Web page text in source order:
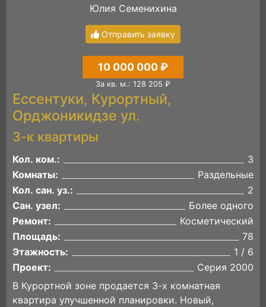
Юлия Семенихина
Отправить заявку
10 000 000 ₽
За кв. м.: 128 205 ₽
Ессентуки, Курортный,
Орджоникидзе ул.
3-к квартиры
Кол. ком.:
3
Комнаты:
Раздельные
Кол. сан. уз.:
2
Сан. узел:
Более одного
Ремонт:
Косметический
Площадь:
78
Этажность:
1 / 6
Проект:
Серия 2000
В Курортной зоне продается 3-х комнатная
квартира улучшенной планировки. Новый,